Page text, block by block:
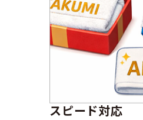
スピード対応